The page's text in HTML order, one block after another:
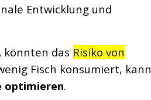
Entwicklung und
könnten das Risiko von
Fisch konsumiert, kann
optimieren.